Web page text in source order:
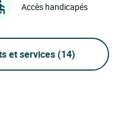
Accès handicapés
et services (14)